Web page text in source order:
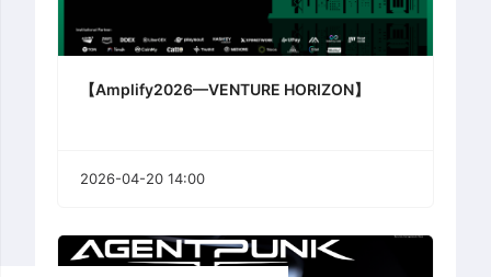
【Amplify2026—VENTURE HORIZON】
2026-04-20 14:00